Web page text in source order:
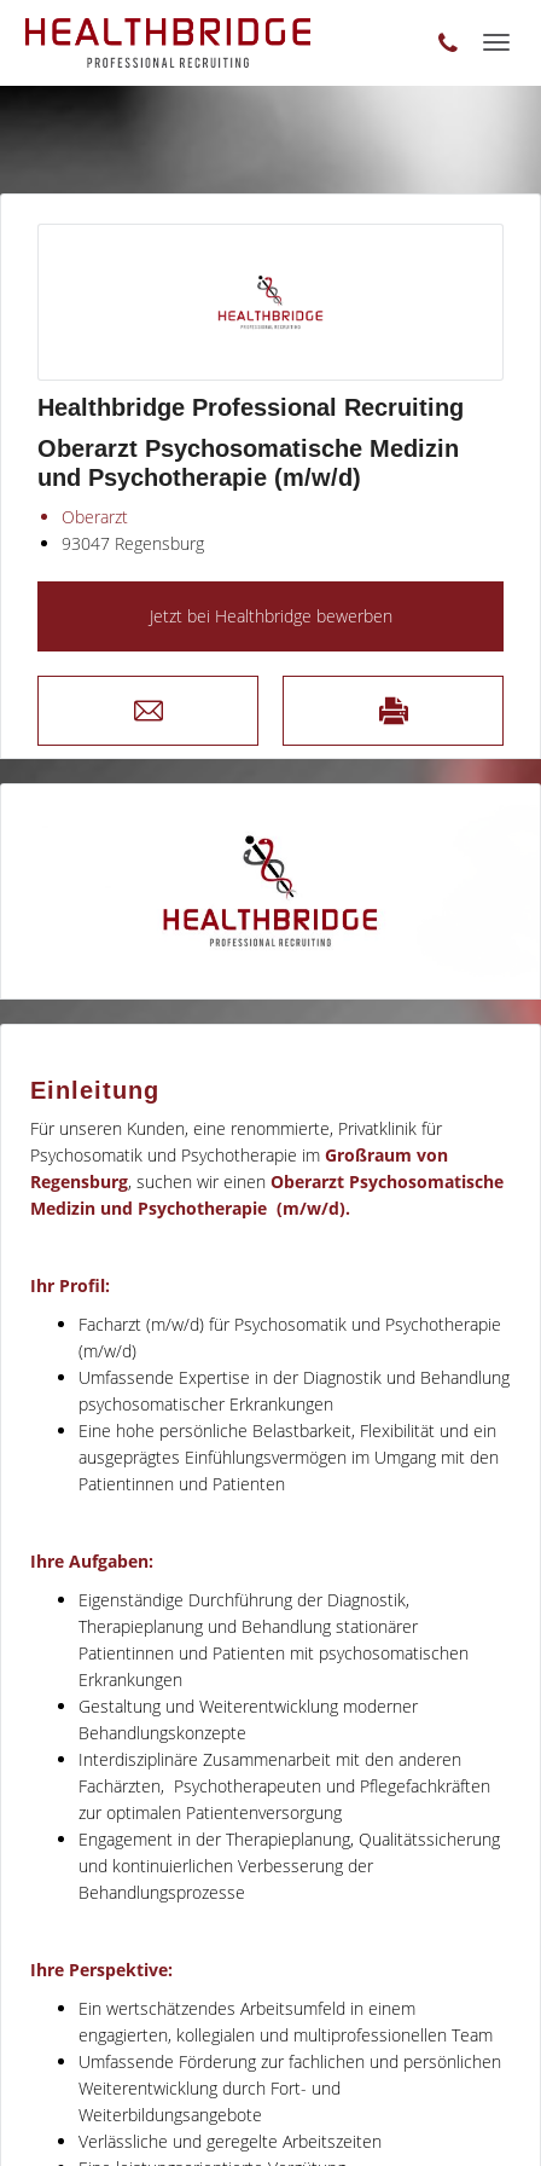
Healthbridge Professional Recruiting
Oberarzt Psychosomatische Medizin
und Psychotherapie (m/w/d)
Oberarzt
93047 Regensburg
Einleitung
Für unseren Kunden, eine renommierte, Privatklinik für
Psychosomatik und Psychotherapie im Großraum von
Regensburg, suchen wir einen Oberarzt Psychosomatische
Medizin und Psychotherapie (m/w/d).
Ihr Profil:
Facharzt (m/w/d) für Psychosomatik und Psychotherapie
(m/w/d)
Umfassende Expertise in der Diagnostik und Behandlung
psychosomatischer Erkrankungen
Eine hohe persönliche Belastbarkeit, Flexibilität und ein
ausgeprägtes Einfühlungsvermögen im Umgang mit den
Patientinnen und Patienten
Ihre Aufgaben:
Eigenständige Durchführung der Diagnostik,
Therapieplanung und Behandlung stationärer
Patientinnen und Patienten mit psychosomatischen
Erkrankungen
Gestaltung und Weiterentwicklung moderner
Behandlungskonzepte
Interdisziplinäre Zusammenarbeit mit den anderen
Fachärzten, Psychotherapeuten und Pflegefachkräften
zur optimalen Patientenversorgung
Engagement in der Therapieplanung, Qualitätssicherung
und kontinuierlichen Verbesserung der
Behandlungsprozesse
Ihre Perspektive:
Ein wertschätzendes Arbeitsumfeld in einem
engagierten, kollegialen und multiprofessionellen Team
Umfassende Förderung zur fachlichen und persönlichen
Weiterentwicklung durch Fort- und
Weiterbildungsangebote
Verlässliche und geregelte Arbeitszeiten